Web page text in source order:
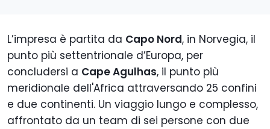
L’impresa è partita da Capo Nord, in Norvegia, il
punto più settentrionale d’Europa, per
concludersi a Cape Agulhas, il punto più
meridionale dell'Africa attraversando 25 confini
e due continenti. Un viaggio lungo e complesso,
affrontato da un team di sei persone con due